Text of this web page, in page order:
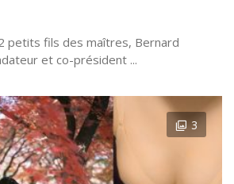
petits fils des maîtres, Bernard
et co-président ...
3